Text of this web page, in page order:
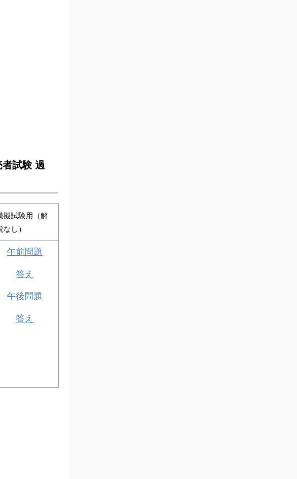
試験 過
擬試験用（解
なし）
午前問題
答え
午後問題
答え